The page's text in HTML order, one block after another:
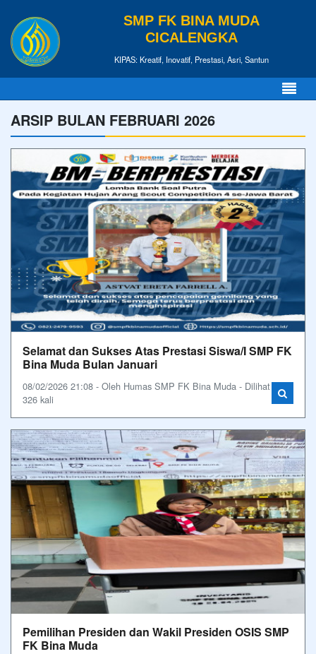
SMP FK BINA MUDA
CICALENGKA
KIPAS: Kreatif, Inovatif, Prestasi, Asri, Santun
ARSIP BULAN FEBRUARI 2026
Selamat dan Sukses Atas Prestasi Siswa/I SMP FK
Bina Muda Bulan Januari
08/02/2026 21:08 - Oleh Humas SMP FK Bina Muda - Dilihat
326 kali
Pemilihan Presiden dan Wakil Presiden OSIS SMP
FK Bina Muda